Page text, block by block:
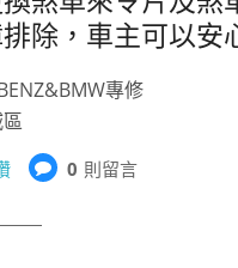
除，車主可以安
專修
0 則留言